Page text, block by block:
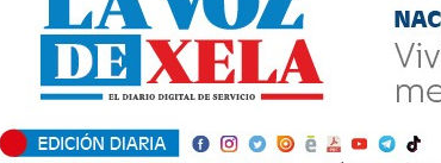
a personajes y